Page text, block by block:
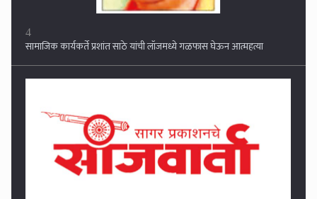
4
सामाजिक कार्यकर्ते प्रशांत साठे यांची लॉजमध्ये गळफास घेऊन आत्महत्या